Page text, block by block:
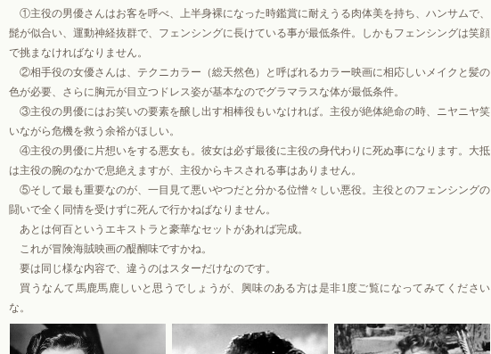
①主役の男優さんはお客を呼べ、上半身裸になった時鑑賞に耐えうる肉体美を持ち、ハンサムで、
髭が似合い、運動神経抜群で、フェンシングに長けている事が最低条件。しかもフェンシングは笑顔
で挑まなければなりません。
②相手役の女優さんは、テクニカラー（総天然色）と呼ばれるカラー映画に相応しいメイクと髪の
色が必要、さらに胸元が目立つドレス姿が基本なのでグラマラスな体が最低条件。
③主役の男優にはお笑いの要素を醸し出す相棒役もいなければ。主役が絶体絶命の時、ニヤニヤ笑
いながら危機を救う余裕がほしい。
④主役の男優に片想いをする悪女も。彼女は必ず最後に主役の身代わりに死ぬ事になります。大抵
は主役の腕のなかで息絶えますが、主役からキスされる事はありません。
⑤そして最も重要なのが、一目見て悪いやつだと分かる位憎々しい悪役。主役とのフェンシングの
闘いで全く同情を受けずに死んで行かねばなりません。
あとは何百というエキストラと豪華なセットがあれば完成。
これが冒険海賊映画の醍醐味ですかね。
要は同じ様な内容で、違うのはスターだけなのです。
買うなんて馬鹿馬鹿しいと思うでしょうが、興味のある方は是非1度ご覧になってみてください
な。